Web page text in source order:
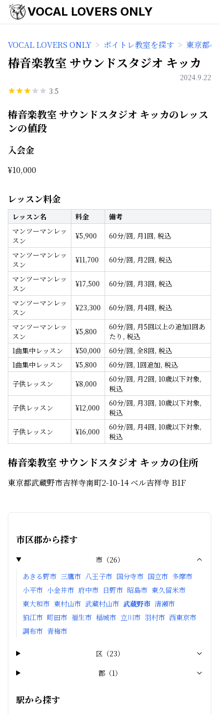
VOCAL LOVERS ONLY
VOCAL LOVERS ONLY > ボイトレ教室を探す > 東京都
椿音楽教室 サウンドスタジオ キッカ
2024.9.22
3.5
椿音楽教室 サウンドスタジオ キッカのレッス
ンの値段
入会金
¥10,000
レッスン料金
レッスン名 料金
備考
マンツーマンレッ
スン
¥5,900
60分/回, 月1回, 税込
マンツーマンレッ
スン
¥11,700
60分/回, 月2回, 税込
マンツーマンレッ
スン
¥17,500
60分/回, 月3回, 税込
マンツーマンレッ
スン
¥23,300
60分/回, 月4回, 税込
マンツーマンレッ
スン
¥5,800
60分/回, 月5回以上の追加1回あ
たり, 税込
1曲集中レッスン
¥50,000
60分/回, 全8回, 税込
1曲集中レッスン
¥5,800
60分/回, 1回追加, 税込
子供レッスン
¥8,000
60分/回, 月2回, 10歳以下対象,
税込
子供レッスン
¥12,000
60分/回, 月3回, 10歳以下対象,
税込
子供レッスン
¥16,000
60分/回, 月4回, 10歳以下対象,
税込
椿音楽教室 サウンドスタジオ キッカの住所
東京都武蔵野市吉祥寺南町2-10-14 ベル吉祥寺 B1F
市区郡から探す
市 （26）
あきる野市 三鷹市 八王子市 国分寺市 国立市 多摩市
小平市 小金井市 府中市 日野市 昭島市 東久留米市
東大和市 東村山市 武蔵村山市 武蔵野市 清瀬市
狛江市 町田市 福生市 稲城市 立川市 羽村市 西東京市
調布市 青梅市
区 （23）
郡 （1）
駅から探す